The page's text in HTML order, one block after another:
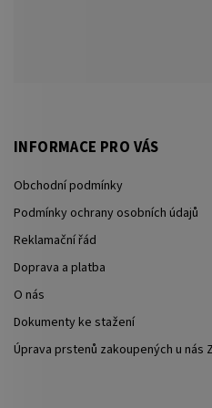
INFORMACE PRO VÁS
Obchodní podmínky
Podmínky ochrany osobních údajů
Reklamační řád
Doprava a platba
O nás
Dokumenty ke stažení
Úprava prstenů zakoupených u nás